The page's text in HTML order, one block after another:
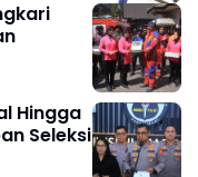
Hingga
Seleksi